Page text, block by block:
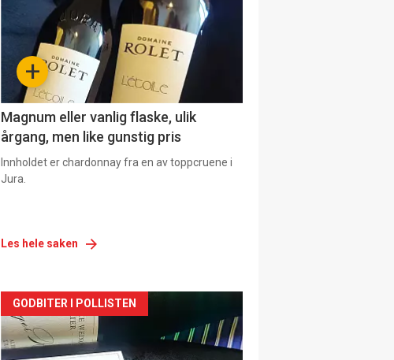
nå
+
Magnum eller vanlig flaske, ulik
årgang, men like gunstig pris
Innholdet er chardonnay fra en av toppcruene i
Jura.
Les hele saken
Forsiden
akkurat
GODBITER I POLLISTEN